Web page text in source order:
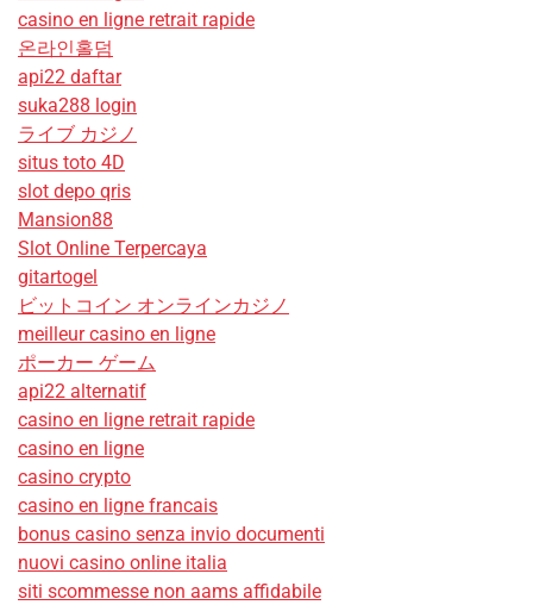
casino en ligne retrait rapide
온라인홀덤
api22 daftar
suka288 login
ライブ カジノ
situs toto 4D
slot depo qris
Mansion88
Slot Online Terpercaya
gitartogel
ビットコイン オンラインカジノ
meilleur casino en ligne
ポーカー ゲーム
api22 alternatif
casino en ligne retrait rapide
casino en ligne
casino crypto
casino en ligne francais
bonus casino senza invio documenti
nuovi casino online italia
siti scommesse non aams affidabile